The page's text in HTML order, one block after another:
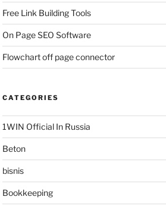
Free Link Building Tools
On Page SEO Software
Flowchart off page connector
CATEGORIES
1WIN Official In Russia
Beton
bisnis
Bookkeeping